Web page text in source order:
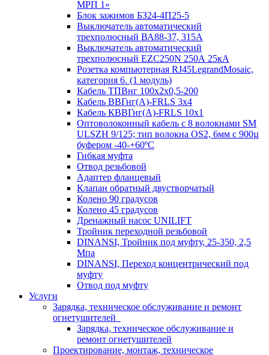
МРП 1»
Блок зажимов БЗ24-4П25-5
Выключатель автоматический
трехполюсный ВА88-37, 315А
Выключатель автоматический
трехполюсный EZC250N 250А 25кА
Розетка компьютерная RJ45LegrandMosaic,
категория 6. (1 модуль)
Кабель ТПВнг 100х2х0,5-200
Кабель ВВГнг(А)-FRLS 3х4
Кабель КВВГнг(А)-FRLS 10х1
Оптоволоконный кабель с 8 волокнами SM
ULSZH 9/125; тип волокна OS2, 6мм с 900µ
буфером -40-+60ºC
Гибкая муфта
Отвод резьбовой
Адаптер фланцевый
Клапан обратный двустворчатый
Колено 90 градусов
Колено 45 градусов
Дренажный насос UNILIFT
Тройник переходной резьбовой
DINANSI, Тройник под муфту, 25-350, 2,5
Мпа
DINANSI, Переход концентрический под
муфту
Отвод под муфту
Услуги
Зарядка, техническое обслуживание и ремонт
огнетушителей
Зарядка, техническое обслуживание и
ремонт огнетушителей
Проектирование, монтаж, техническое